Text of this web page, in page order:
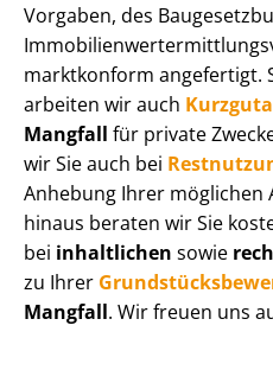
Vorgaben, des
marktkonform angefertigt.
arbeiten wir auch
Mangfall für private
wir Sie auch bei
Anhebung Ihrer möglichen
hinaus beraten wir Sie
bei inhaltlichen sowie
zu Ihrer
Mangfall. Wir freuen uns